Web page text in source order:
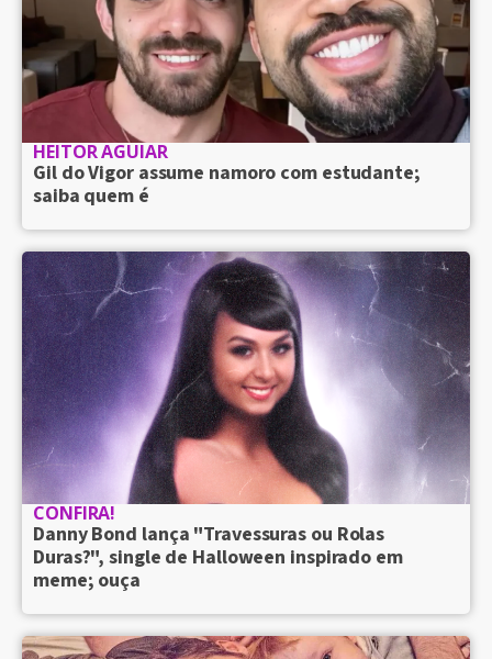
HEITOR AGUIAR
Gil do Vigor assume namoro com estudante;
saiba quem é
CONFIRA!
Danny Bond lança "Travessuras ou Rolas
Duras?", single de Halloween inspirado em
meme; ouça